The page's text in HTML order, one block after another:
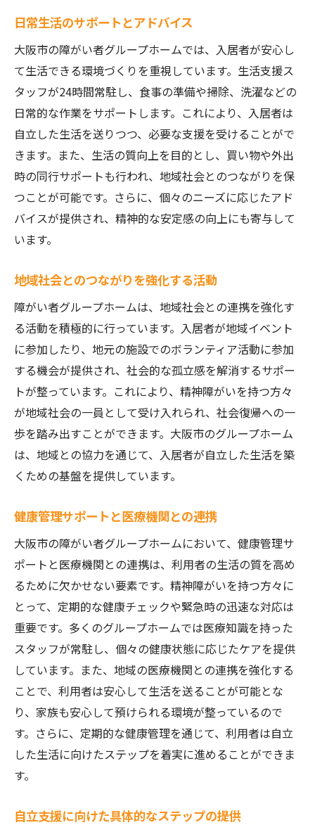
日常生活のサポートとアドバイス
大阪市の障がい者グループホームでは、入居者が安心し
て生活できる環境づくりを重視しています。生活支援ス
タッフが24時間常駐し、食事の準備や掃除、洗濯などの
日常的な作業をサポートします。これにより、入居者は
自立した生活を送りつつ、必要な支援を受けることがで
きます。また、生活の質向上を目的とし、買い物や外出
時の同行サポートも行われ、地域社会とのつながりを保
つことが可能です。さらに、個々のニーズに応じたアド
バイスが提供され、精神的な安定感の向上にも寄与して
います。
地域社会とのつながりを強化する活動
障がい者グループホームは、地域社会との連携を強化す
る活動を積極的に行っています。入居者が地域イベント
に参加したり、地元の施設でのボランティア活動に参加
する機会が提供され、社会的な孤立感を解消するサポー
トが整っています。これにより、精神障がいを持つ方々
が地域社会の一員として受け入れられ、社会復帰への一
歩を踏み出すことができます。大阪市のグループホーム
は、地域との協力を通じて、入居者が自立した生活を築
くための基盤を提供しています。
健康管理サポートと医療機関との連携
大阪市の障がい者グループホームにおいて、健康管理サ
ポートと医療機関との連携は、利用者の生活の質を高め
るために欠かせない要素です。精神障がいを持つ方々に
とって、定期的な健康チェックや緊急時の迅速な対応は
重要です。多くのグループホームでは医療知識を持った
スタッフが常駐し、個々の健康状態に応じたケアを提供
しています。また、地域の医療機関との連携を強化する
ことで、利用者は安心して生活を送ることが可能とな
り、家族も安心して預けられる環境が整っているので
す。さらに、定期的な健康管理を通じて、利用者は自立
した生活に向けたステップを着実に進めることができま
す。
自立支援に向けた具体的なステップの提供